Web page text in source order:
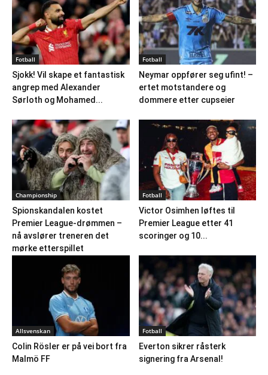
Fotball
Sjokk! Vil skape et fantastisk
angrep med Alexander
Sørloth og Mohamed...
Fotball
Neymar oppfører seg ufint! –
ertet motstandere og
dommere etter cupseier
Championship
Spionskandalen kostet
Premier League-drømmen –
nå avslører treneren det
mørke etterspillet
Fotball
Victor Osimhen løftes til
Premier League etter 41
scoringer og 10...
Allsvenskan
Colin Rösler er på vei bort fra
Malmö FF
Fotball
Everton sikrer råsterk
signering fra Arsenal!